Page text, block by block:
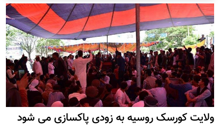
ولایت کورسک روسیه به زودی پاکسازی می شود